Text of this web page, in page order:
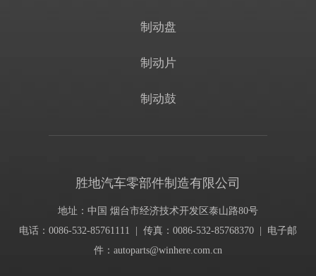
制动盘
制动片
制动鼓
胜地汽车零部件制造有限公司
地址：中国 烟台市经济技术开发区泰山路80号
电话：0086-532-85761111 | 传真：0086-532-85768370 | 电子邮
件： autoparts@winhere.com.cn